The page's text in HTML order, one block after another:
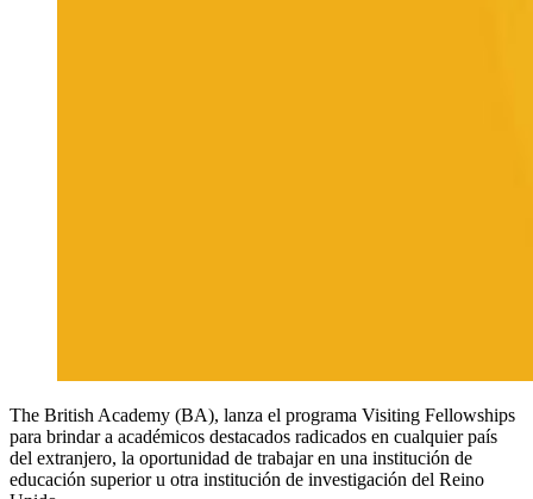
The British Academy (BA), lanza el programa Visiting Fellowships
para brindar a académicos destacados radicados en cualquier país
del extranjero, la oportunidad de trabajar en una institución de
educación superior u otra institución de investigación del Reino